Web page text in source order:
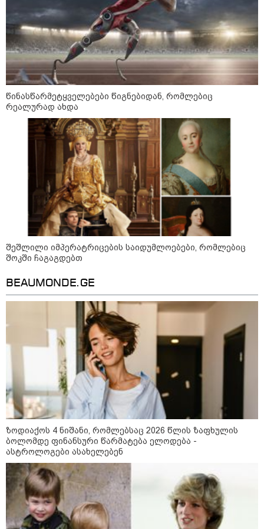
კატეგორიის ყველა სიახლე
მასწავლებელ გიგა ავალიანის
საქმეზე დაკავებული ნია იმნაძე
გიგა ავალიანის საქმეზე აკავებენ
ანასტასია ბერუაშვილსაც
გიგა ავალიანის დედა - ჩემი
შვილი მიატოვეს, მიაგდეს, რომ
მომკვდარიყო! - ნია იმნაძის
დედას რეანიმაციაში
ანდრია ჯაღმაიძე - სიმართლე
გაცხადდება და თავად ამხელს
მათ, ვინც სცადა, უბედური და
სამწუხარო, მგრძნობიარე ამბავი
ეკლესიის დასაკნინებლად
გამოეყენებინა - ეკლესიას
უკრაინაში მებრძოლ
ადამიანთათვის რაიმე
შემზღუდავი ნორმა არასდროს
დაუდგენია
Faceამბები
წინასწარმეტყველებები წიგნებიდან, რომლებიც
რეალურად ახდა
შეშლილი იმპერატრიცების საიდუმლოებები, რომლებიც
შოკში ჩაგაგდებთ
BEAUMONDE.GE
ზოდიაქოს 4 ნიშანი, რომლებსაც 2026 წლის ზაფხულის
ბოლომდე ფინანსური წარმატება ელოდება -
ასტროლოგები ასახელებენ